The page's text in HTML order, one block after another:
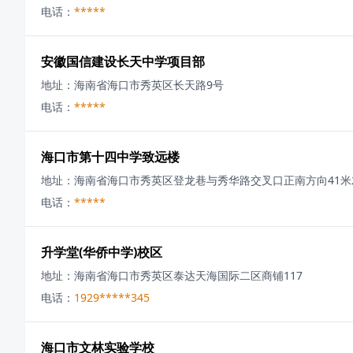
电话： *****
安徽国信建设长天中学项目部
地址： 海南省海口市秀英区长天路9号
电话： *****
海口市第十四中学致远楼
地址： 海南省海口市秀英区登龙巷与秀华路交叉口正南方向41
电话： *****
升学堂(华侨中学)校区
地址： 海南省海口市秀英区泰达天海国际二区商铺117
电话： 1929*****345
海口市文林实验学校